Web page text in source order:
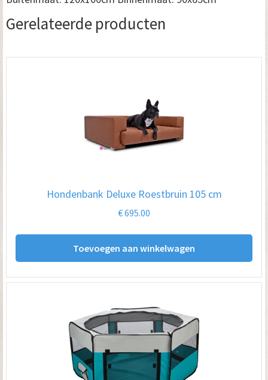
Gerelateerde producten
Hondenbank Deluxe Roestbruin 105 cm
€695.00
Toevoegen aan winkelwagen